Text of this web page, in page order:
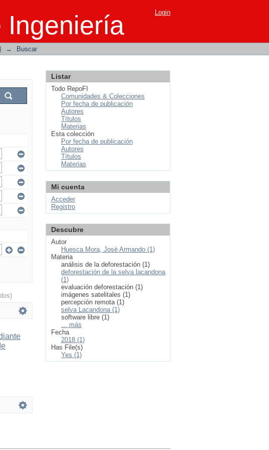
Ingeniería Login
→ Buscar
Listar
Todo RepoFI
Comunidades & Colecciones
Por fecha de publicación
Autores
Títulos
Materias
Esta colección
Por fecha de publicación
Autores
Títulos
Materias
Mi cuenta
Acceder
Registro
Descubre
Autor
Huesca Mora, José Armando (1)
Materia
análisis de la deforestación (1)
deforestación de la selva lacandona
(1)
evaluación deforestación (1)
imágenes satelitales (1)
percepción remota (1)
selva Lacandona (1)
software libre (1)
... más
Fecha
2018 (1)
Has File(s)
Yes (1)